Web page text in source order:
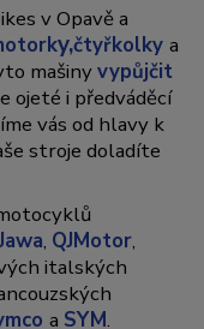
v Opavě a
y,čtyřkolkya
mašinyvypůjčit
ojeté i předváděcí
vás od hlavy k
stroje doladíte
, QJMotor,
italských
a SYM.